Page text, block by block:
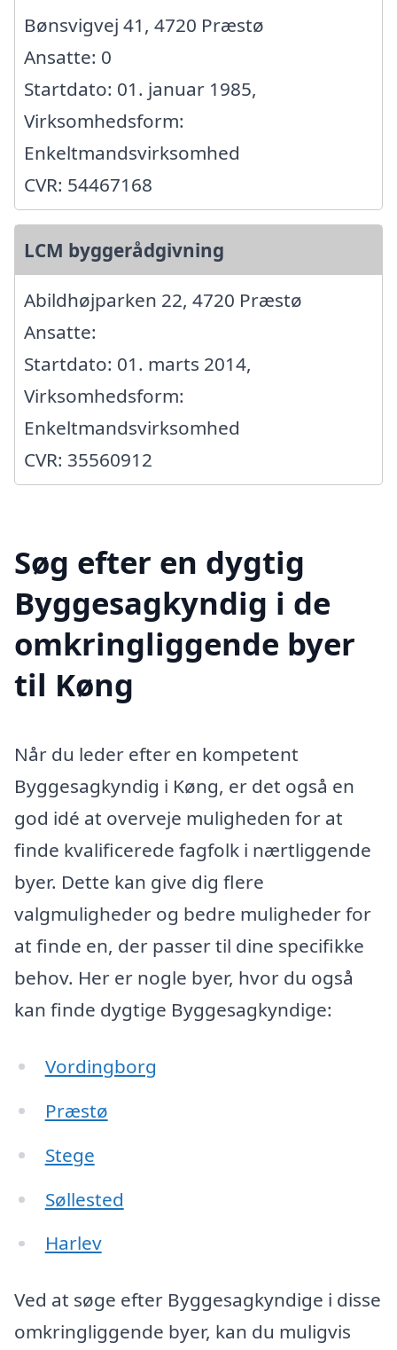
Bønsvigvej 41, 4720 Præstø
Ansatte: 0
Startdato: 01. januar 1985,
Virksomhedsform:
Enkeltmandsvirksomhed
CVR: 54467168
LCM byggerådgivning
Abildhøjparken 22, 4720 Præstø
Ansatte:
Startdato: 01. marts 2014,
Virksomhedsform:
Enkeltmandsvirksomhed
CVR: 35560912
Søg efter en dygtig
Byggesagkyndig i de
omkringliggende byer
til Køng
Når du leder efter en kompetent
Byggesagkyndig i Køng, er det også en
god idé at overveje muligheden for at
finde kvalificerede fagfolk i nærtliggende
byer. Dette kan give dig flere
valgmuligheder og bedre muligheder for
at finde en, der passer til dine specifikke
behov. Her er nogle byer, hvor du også
kan finde dygtige Byggesagkyndige:
Vordingborg
Præstø
Stege
Søllested
Harlev
Ved at søge efter Byggesagkyndige i disse
omkringliggende byer, kan du muligvis